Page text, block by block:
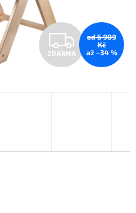
Z
D
A
ZDARMA
od 6 909
Kč
až –34 %